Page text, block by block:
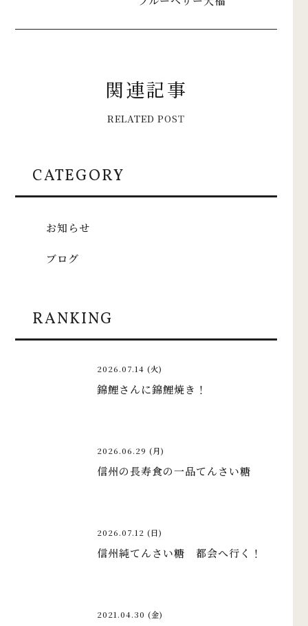
関連記事
RELATED POST
CATEGORY
お知らせ
ブログ
RANKING
2026.07.14 (火)
錦鯉さんに錦鯉焼き！
2026.06.29 (月)
信州の長寿食の一品てんさい糖
2026.07.12 (日)
信州純てんさい糖 都会へ行く！
2021.04.30 (金)